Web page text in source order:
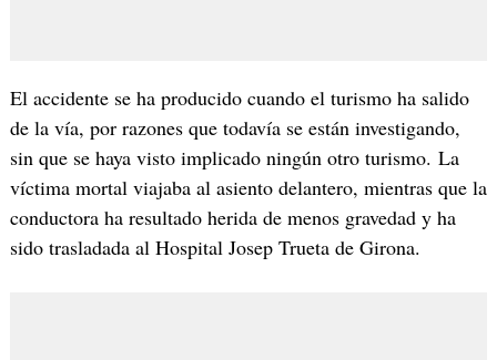
El accidente se ha producido cuando el turismo ha salido
de la vía, por razones que todavía se están investigando,
sin que se haya visto implicado ningún otro turismo. La
víctima mortal viajaba al asiento delantero, mientras que la
conductora ha resultado herida de menos gravedad y ha
sido trasladada al Hospital Josep Trueta de Girona.